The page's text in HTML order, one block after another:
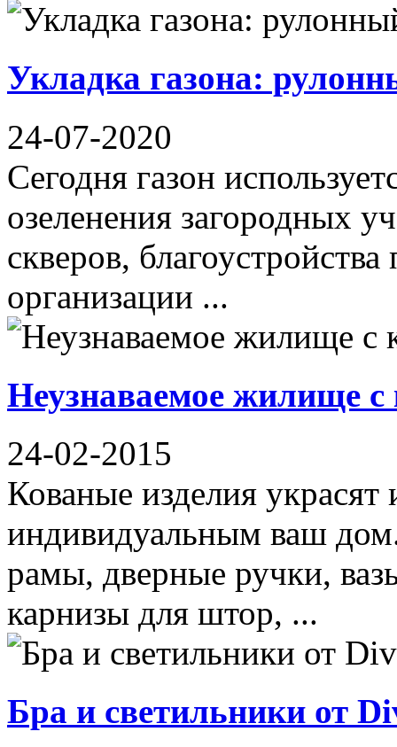
Укладка газона:
24-07-2020
Сегодня газон
озеленения загородных
скверов,
организации ...
Неузнаваемое жилище
24-02-2015
Кованые изделия украсят
индивидуальным ваш
рамы, дверные ручки,
карнизы для штор, ...
Бра и светильники от